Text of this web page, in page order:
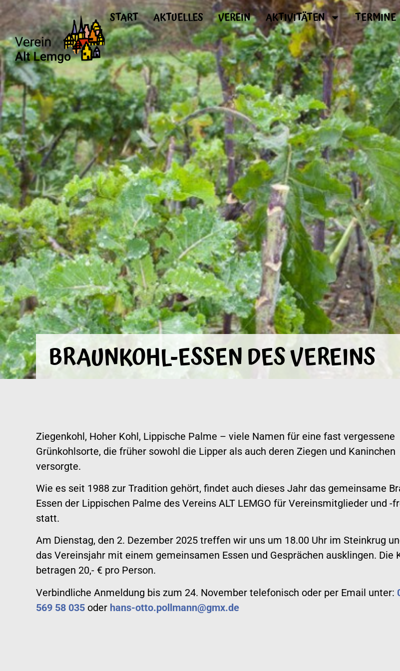
START AKTUELLES VEREIN AKTIVITÄTEN TERMINE
BRAUNKOHL-ESSEN DES VEREINS
Ziegenkohl, Hoher Kohl, Lippische Palme – viele Namen für eine fast vergessene
Grünkohlsorte, die früher sowohl die Lipper als auch deren Ziegen und Kaninchen
versorgte.
Wie es seit 1988 zur Tradition gehört, findet auch dieses Jahr das gemeinsame
Essen der Lippischen Palme des Vereins ALT LEMGO für Vereinsmitglieder und -
statt.
Am Dienstag, den 2. Dezember 2025 treffen wir uns um 18.00 Uhr im Steinkrug
das Vereinsjahr mit einem gemeinsamen Essen und Gesprächen ausklingen. Die
betragen 20,- € pro Person.
Verbindliche Anmeldung bis zum 24. November telefonisch oder per Email unter:
569 58 035 oder hans-otto.pollmann@gmx.de